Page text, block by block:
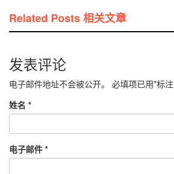
Related Posts 相关文章
发表评论
电子邮件地址不会被公开。 必填项已用*标注
姓名 *
电子邮件 *